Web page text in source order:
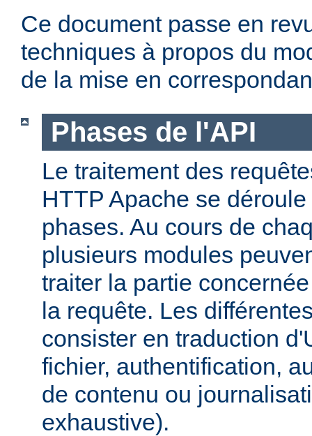
Ce document passe en
techniques à propos du
de la mise en
Phases de l'API
Le traitement des
HTTP Apache se
phases. Au cours de
plusieurs modules
traiter la partie
la requête. Les
consister en traduction
fichier, authentification,
de contenu ou
exhaustive).